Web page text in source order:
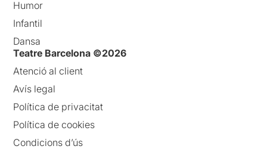
Humor
Infantil
Dansa
Teatre Barcelona ©2026
Atenció al client
Avís legal
Política de privacitat
Política de cookies
Condicions d’ús